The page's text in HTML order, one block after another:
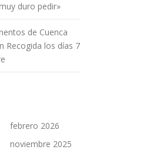
duro pedir»
de Cuenca
Recogida los días 7
febrero 2026
noviembre 2025